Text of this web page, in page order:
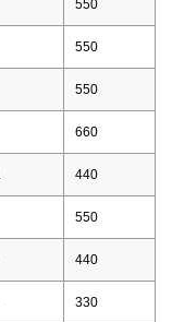
550
550
550
660
440
550
440
330